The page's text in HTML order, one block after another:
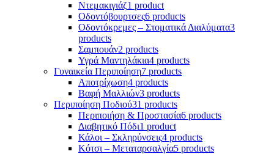
Ντεμακιγιάζ1 product
Οδοντόβουρτσες6 products
Οδοντόκρεμες – Στοματικά Διαλύματα3
products
Σαμπουάν2 products
Υγρά Μαντηλάκια4 products
Γυναικεία Περιποίηση7 products
Αποτρίχωση4 products
Βαφή Μαλλιών3 products
Περιποίηση Ποδιού31 products
Περιποιήση & Προστασία6 products
Διαβητικό Πόδι1 product
Κάλοι – Σκληρύνσεις4 products
Κότσι – Μεταταρσαλγία5 products